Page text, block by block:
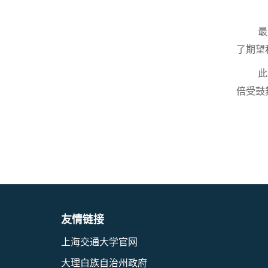
了期望
倍受鼓
友情链接
上海交通大学官网
大理白族自治州政府